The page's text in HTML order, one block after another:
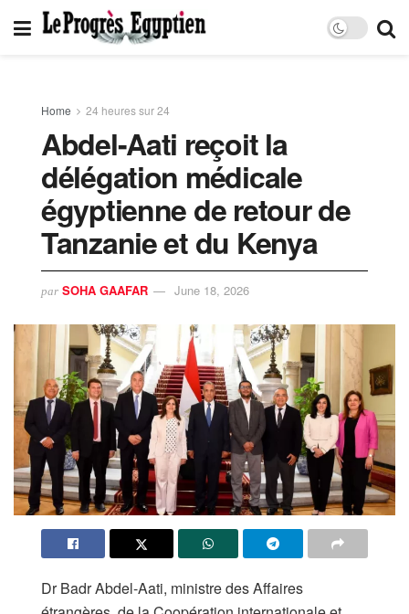
Home 24 heures sur 24
Abdel-Aati reçoit la
délégation médicale
égyptienne de retour de
Tanzanie et du Kenya
par SOHA GAAFAR June 18, 2026
Dr Badr Abdel-Aati, ministre des Affaires